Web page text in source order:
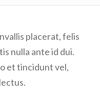
placerat, felis
nulla ante id dui.
et tincidunt vel,